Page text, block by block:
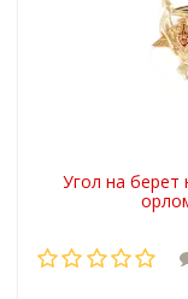
Угол на